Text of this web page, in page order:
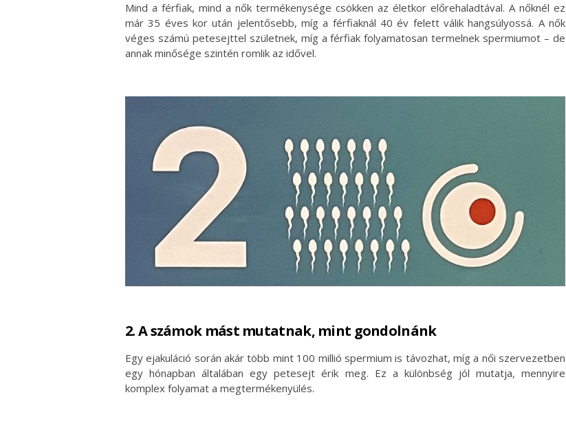
Mind a férfiak, mind a nők termékenysége csökken az életkor előrehaladtával. A nőknél ez
már 35 éves kor után jelentősebb, míg a férfiaknál 40 év felett válik hangsúlyossá. A nők
véges számú petesejttel születnek, míg a férfiak folyamatosan termelnek spermiumot – de
annak minősége szintén romlik az idővel.
2. A számok mást mutatnak, mint gondolnánk
Egy ejakuláció során akár több mint 100 millió spermium is távozhat, míg a női szervezetben
egy hónapban általában egy petesejt érik meg. Ez a különbség jól mutatja, mennyire
komplex folyamat a megtermékenyülés.